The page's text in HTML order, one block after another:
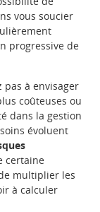
vous soucier
progressive de
pas à envisager
coûteuses ou
dans la gestion
évoluent
certaine
multiplier les
à calculer